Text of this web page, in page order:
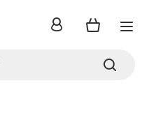
inloggen